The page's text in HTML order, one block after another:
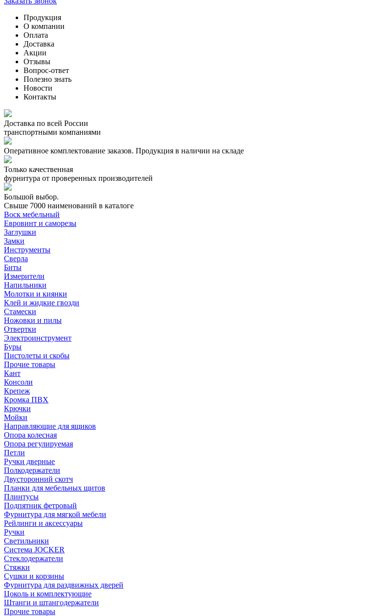
Продукция
О компании
Оплата
Доставка
Акции
Отзывы
Вопрос-ответ
Полезно знать
Новости
Контакты
Доставка по всей России
транспортными компаниями
Оперативное комплектование заказов. Продукция в наличии на складе
Только качественная
фурнитура от проверенных производителей
Большой выбор.
Свыше 7000 наименований в каталоге
Воск мебельный
Евровинт и саморезы
Заглушки
Замки
Инструменты
Сверла
Биты
Измерители
Напильники
Молотки и киянки
Клей и жидкие гвозди
Стамески
Ножовки и пилы
Отвертки
Электроинструмент
Буры
Пистолеты и скобы
Прочие товары
Кант
Консоли
Крепеж
Кромка ПВХ
Крючки
Мойки
Направляющие для ящиков
Опора колесная
Опора регулируемая
Петли
Ручки дверные
Полкодержатели
Двусторонний скотч
Планки для мебельных щитов
Плинтусы
Подпятник фетровый
Фурнитура для мягкой мебели
Рейлинги и аксессуары
Ручки
Светильники
Система JOCKER
Стеклодержатели
Стяжки
Сушки и корзины
Фурнитура для раздвижных дверей
Цоколь и комплектующие
Штанги и штангодержатели
Прочие товары